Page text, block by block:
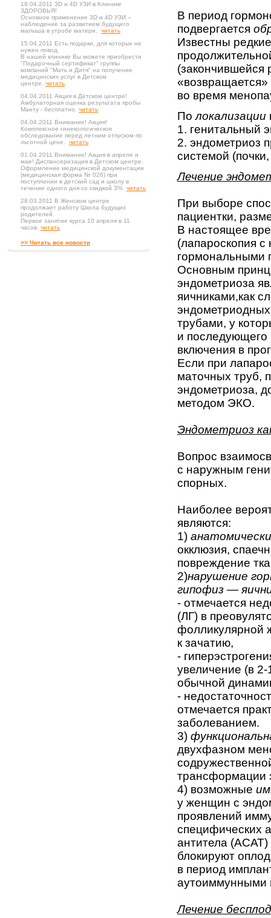
18.04.2011 3D и 4D УЗИ в Клинике
ЗДОРОВЬЯ!
Основное применение 3D и 4D УЗИ –
наблюдение за развитием будущего
малыша в утробе матери. читать
15.04.2011 Есть подарки, для которых не
нужен повод.
В нашей клинике Вы можете приобрести
"Подарочный сертификат" группы
компаний "Мать и Дитя" на получение
медицинских услуг в Детском
центре. читать
04.04.2011 Акция в Детском центре!
Амбулаторная оценка результата пробы
Манту - бесплатно. читать
04.04.2011 Внимание! Акция!
Комплексное гинекологическое
обследование перед летним отпуском по
льготной цене. читать
01.04.2011 Внимание! Акция в апреле и
мае! Диспансеризация в Детском центре.
Оформление медицинской документации
(медицинская форма № 026) при
поступлении в детский сад и школу в
течение одного дня со скидкой 3% читать
28.03.2011 В Женском центре
продолжает работу Школа будущих
родителей.
Первое занятие курса 10 апреля в 11
часов. читать
>> Читать все новости
В период
подвергается
Известны
(закончившейся
«возвращается»
во время
Полокализации
1. генитальный
2. эндометриоз
системой
Лечение
При выборе
пациентки,
В настоящее
(лапароскопия с
гормональными
Основным
эндометриоза
яичниками,как
трубами, у
и последующего
включения в
Если при
маточных труб,
эндометриоза,
методом ЭКО.
Эндометриоз
Вопрос
с наружным
спорных.
Наиболее
являются:
1)
окклюзия,
повреждение
2)нарушение
гипофиз —
- отмечается
(ЛГ) в
фолликулярной
к зачатию,
-
увеличение (в
обычной
-
отмечается
заболеванием.
3)
двухфазном
трансформации
4) возможные
у женщин с
проявлений
специфических
антитела (АСАТ)
блокируют
в период
аутоиммунными
Лечение